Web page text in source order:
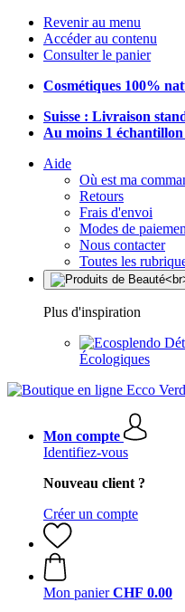
Revenir au menu
Accéder au contenu
Consulter le panier
Cosmétiques 100%
Suisse : Livraison
Au moins 1
Aide
Où est ma
Retours
Frais d'envoi
Modes de
Nous contacter
Toutes les
Plus d'inspiration
Écologiques
Mon compte
Identifiez-vous
Nouveau client ?
Créer un compte
Mon panier CHF 0.00